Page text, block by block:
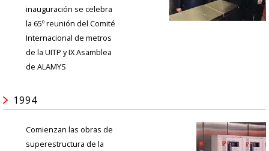
inauguración se celebra
la 65º reunión del Comité
Internacional de metros
de la UITP y IX Asamblea
de ALAMYS
1994
Comienzan las obras de
superestructura de la